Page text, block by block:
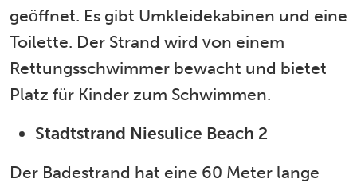
geöffnet. Es gibt Umkleidekabinen und eine
Toilette. Der Strand wird von einem
Rettungsschwimmer bewacht und bietet
Platz für Kinder zum Schwimmen.
Stadtstrand Niesulice Beach 2
Der Badestrand hat eine 60 Meter lange